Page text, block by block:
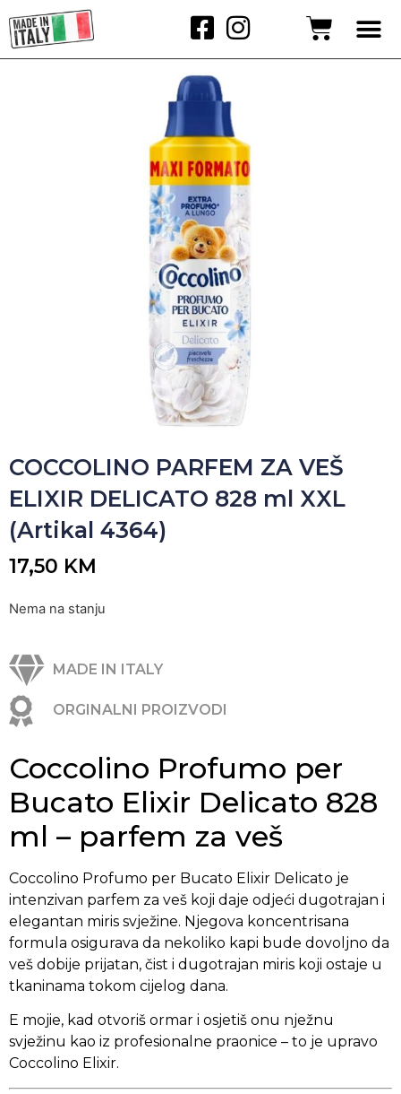
COCCOLINO PARFEM ZA VEŠ
ELIXIR DELICATO 828 ml XXL
(Artikal 4364)
17,50 KM
Nema na stanju
MADE IN ITALY
ORGINALNI PROIZVODI
Coccolino Profumo per
Bucato Elixir Delicato 828
ml – parfem za veš
Coccolino Profumo per Bucato Elixir Delicato je
intenzivan parfem za veš koji daje odjeći dugotrajan i
elegantan miris svježine. Njegova koncentrisana
formula osigurava da nekoliko kapi bude dovoljno da
veš dobije prijatan, čist i dugotrajan miris koji ostaje u
tkaninama tokom cijelog dana.
E mojie, kad otvoriš ormar i osjetiš onu nježnu
svježinu kao iz profesionalne praonice – to je upravo
Coccolino Elixir.